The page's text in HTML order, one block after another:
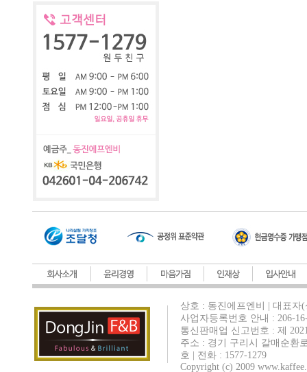
상호 : 동진에프엔비 | 대표
사업자등록번호 안내 : 206-
통신판매업 신고번호 : 제
주소 : 경기 구리시 갈매순환
호 | 전화 : 1577-1279
Copyright (c) 2009